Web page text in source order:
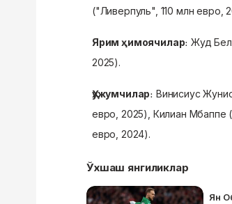
("Ливерпуль", 110 млн евро,
Ярим ҳимоячилар։ Жуд
2025).
Ҳужумчилар։ Винисиус
евро, 2025), Килиан Мбаппе
евро, 2024).
Ўхшаш янгиликлар
Ян